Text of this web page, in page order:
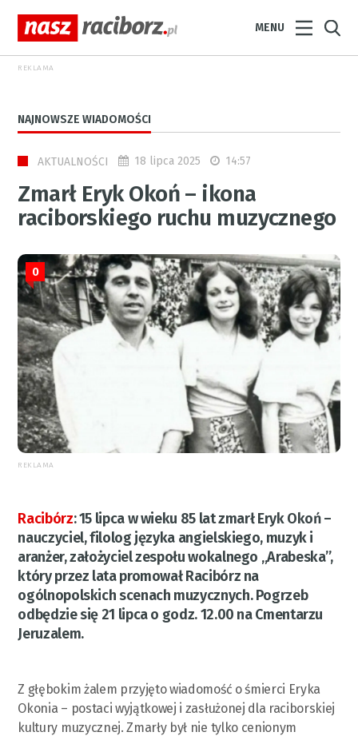
MENU
REKLAMA
NAJNOWSZE WIADOMOŚCI
AKTUALNOŚCI 18 lipca 2025 14:57
Zmarł Eryk Okoń – ikona
raciborskiego ruchu muzycznego
0
REKLAMA
Racibórz:15 lipca w wieku 85 lat zmarł Eryk Okoń –
nauczyciel, filolog języka angielskiego, muzyk i
aranżer, założyciel zespołu wokalnego „Arabeska”,
który przez lata promował Racibórz na
ogólnopolskich scenach muzycznych. Pogrzeb
odbędzie się 21 lipca o godz. 12.00 na Cmentarzu
Jeruzalem.
Z głębokim żalem przyjęto wiadomość o śmierci Eryka
Okonia – postaci wyjątkowej i zasłużonej dla raciborskiej
kultury muzycznej. Zmarły był nie tylko cenionym